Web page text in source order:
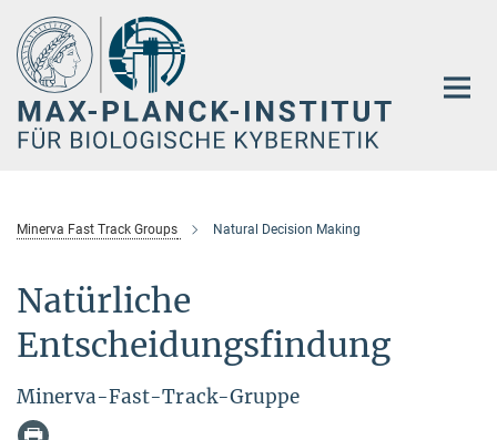
Hauptinhalt
Minerva Fast Track Groups Natural Decision Making
Natürliche
Entscheidungsfindung
Minerva-Fast-Track-Gruppe